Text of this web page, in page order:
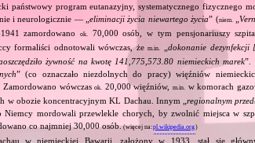
państwowy program eutanazyjny, systematycznego fizycznego
i neurologicznie — „eliminacji życia niewartego życia” (niem.
zamordowanook.
70,000 osób, w tym pensjonariuszy
formaliści odnotowali wówczas, żem.in. dokonanie dezynfekcji
żywność na kwotę 141,775,573.80 niemieckich marek”.
” (co oznaczało niezdolnych do pracy) więźniów
Zamordowano wówczasok. 20,000 więźniów,m.in.
w komorach
w obozie koncentracyjnym KL Dachau. Innym „ regionalnym
Niemcy mordowali przewlekle chorych, by zwolnić miejsca w
co najmniej 30,000 osób.(więcej na:pl.wikipedia.org)
w niemieckiej Bawarii, założony w 1933, stał się